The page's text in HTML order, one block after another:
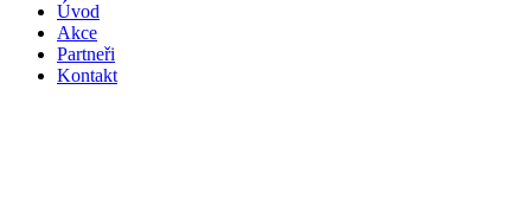
Úvod
Akce
Partneři
Kontakt